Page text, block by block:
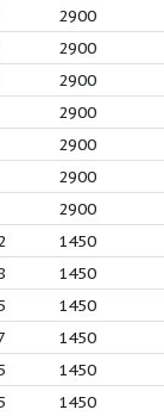
5.5
1.1
1.5
2.2
5.5
3
4
5.5